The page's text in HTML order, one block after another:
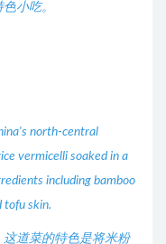
小吃。
north-central
vermicelli soaked in a
including bamboo
tofu skin.
道菜的特色是将米粉